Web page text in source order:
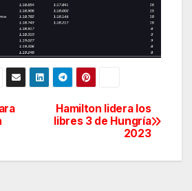
Hamilton lidera los
libres 3 de Hungría
2023